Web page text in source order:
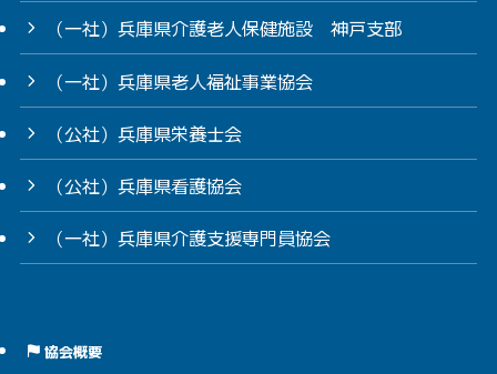
（一社）兵庫県介護老人保健施設 神戸支部
（一社）兵庫県老人福祉事業協会
（公社）兵庫県栄養士会
（公社）兵庫県看護協会
（一社）兵庫県介護支援専門員協会
協会概要